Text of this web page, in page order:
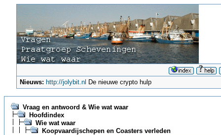
Nieuws: http://jolybit.nl De nieuwe crypto hulp
Vraag en antwoord & Wie wat waar
Hoofdindex
Wie wat waar
Koopvaardijschepen en Coasters verleden